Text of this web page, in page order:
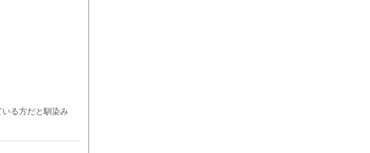
る方だと馴染み